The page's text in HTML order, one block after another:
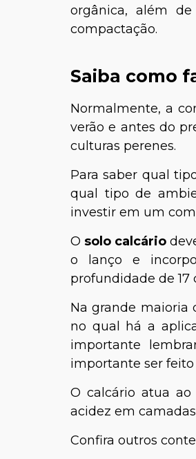
orgânica, além
compactação.
Saiba como
Normalmente, a
verão e antes do
culturas perenes.
Para saber qual
qual tipo de
investir em um
O solo calcário
o lanço e
profundidade de 17
Na grande maioria
no qual há a
importante
importante ser
O calcário atua
acidez em
Confira outros